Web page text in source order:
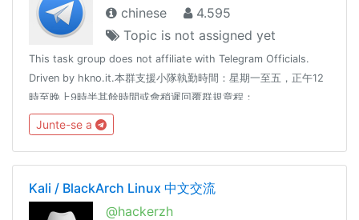
chinese
4.595
Topic is not assigned yet
This task group does not affiliate with Telegram Officials.
Driven by hkno.it.本群支援小隊執勤時間：星期一至五，正午12
時至晚上9時半其餘時間或會稍遲回覆群規章程：
https://hackmd.io/s/B1EXFDtxZ
Junte-se a
Kali / BlackArch Linux 中文交流
@hackerzh